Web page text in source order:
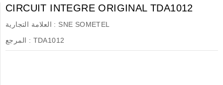
CIRCUIT INTEGRE ORIGINAL TDA1012
العلامة التجارية : SNE SOMETEL
المرجع : TDA1012